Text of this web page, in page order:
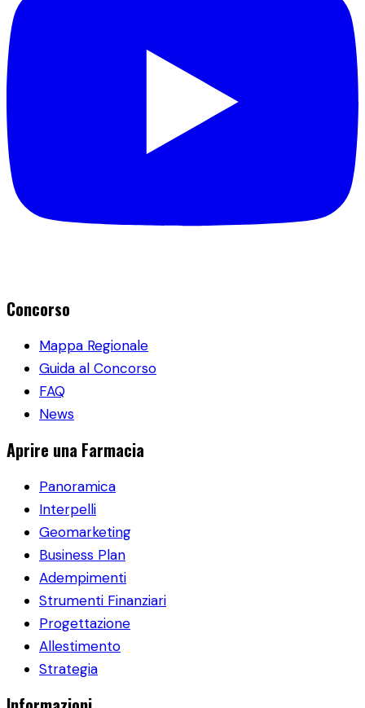
Concorso
Mappa Regionale
Guida al Concorso
FAQ
News
Aprire una Farmacia
Panoramica
Interpelli
Geomarketing
Business Plan
Adempimenti
Strumenti Finanziari
Progettazione
Allestimento
Strategia